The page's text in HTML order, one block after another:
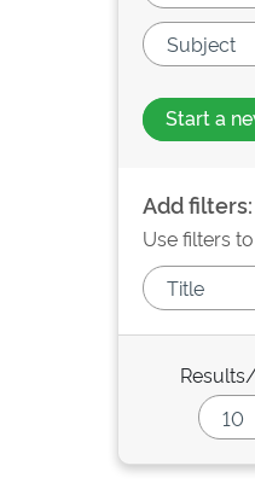
Start a
Add filters:
Use filters